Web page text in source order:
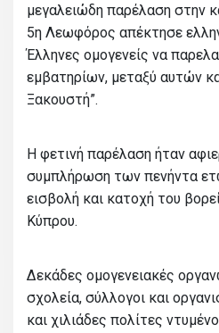
μεγαλειώδη παρέλαση στην
5η Λεωφόρος απέκτησε
Έλληνες ομογενείς να
εμβατηρίων, μεταξύ αυτών
Ξακουστή”.
Η φετινή παρέλαση ήταν
συμπλήρωση των πενήντα
εισβολή και κατοχή του
Κύπρου.
Δεκάδες ομογενειακές
σχολεία, σύλλογοι και
και χιλιάδες πολίτες